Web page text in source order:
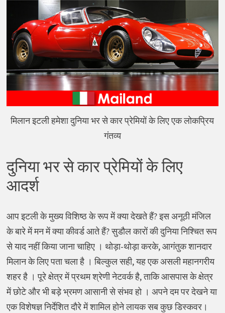
मिलान इटली हमेशा दुनिया भर से कार प्रेमियों के लिए एक लोकप्रिय
गंतव्य
दुनिया भर से कार प्रेमियों के लिए
आदर्श
आप इटली के मुख्य विशिष्ठ के रूप में क्या देखते हैं? इस अनूठी मंजिल
के बारे में मन में क्या कीवर्ड आते हैं? सुडौल कारों की दुनिया निश्चित रूप
से याद नहीं किया जाना चाहिए । थोड़ा-थोड़ा करके, आगंतुक शानदार
मिलान के लिए पता चला है । बिल्कुल सही, यह एक असली महानगरीय
शहर है । पूरे क्षेत्र में प्रथम श्रेणी नेटवर्क है, ताकि आसपास के क्षेत्र
में छोटे और भी बड़े भ्रमण आसानी से संभव हो । अपने दम पर देखने या
एक विशेषज्ञ निर्देशित दौरे में शामिल होने लायक सब कुछ डिस्कवर।